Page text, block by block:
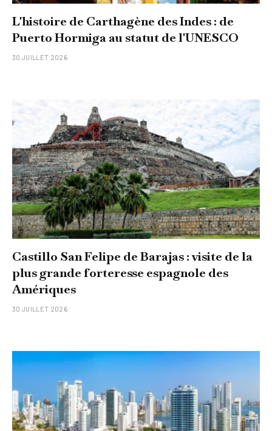
L'histoire de Carthagène des Indes : de
Puerto Hormiga au statut de l'UNESCO
30 JUILLET 2026
Castillo San Felipe de Barajas : visite de la
plus grande forteresse espagnole des
Amériques
30 JUILLET 2026